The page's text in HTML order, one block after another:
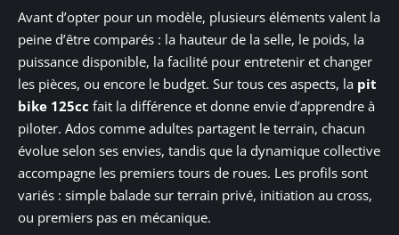
Avant d’opter pour un modèle, plusieurs éléments valent la
peine d’être comparés : la hauteur de la selle, le poids, la
puissance disponible, la facilité pour entretenir et changer
les pièces, ou encore le budget. Sur tous ces aspects, la pit
bike 125cc fait la différence et donne envie d’apprendre à
piloter. Ados comme adultes partagent le terrain, chacun
évolue selon ses envies, tandis que la dynamique collective
accompagne les premiers tours de roues. Les profils sont
variés : simple balade sur terrain privé, initiation au cross,
ou premiers pas en mécanique.